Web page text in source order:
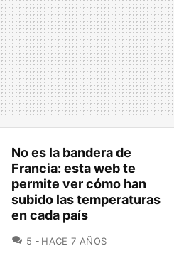
No es la bandera de
Francia: esta web te
permite ver cómo han
subido las temperaturas
en cada país
5 COMENTARIOS
HACE 7 AÑOS